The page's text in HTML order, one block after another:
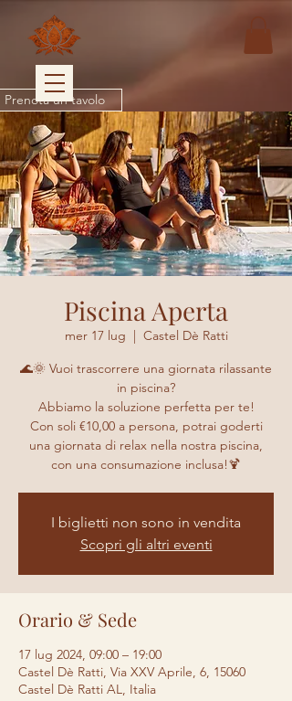
Piscina Aperta
mer 17 lug
  |
Castel Dè Ratti
🌊🌞 Vuoi trascorrere una giornata rilassante
in piscina?
Abbiamo la soluzione perfetta per te!
Con soli €10,00 a persona, potrai goderti
una giornata di relax nella nostra piscina,
con una consumazione inclusa!🍹
I biglietti non sono in vendita
Scopri gli altri eventi
Orario & Sede
17 lug 2024, 09:00 – 19:00
Castel Dè Ratti, Via XXV Aprile, 6, 15060
Castel Dè Ratti AL, Italia
Prenota un tavolo